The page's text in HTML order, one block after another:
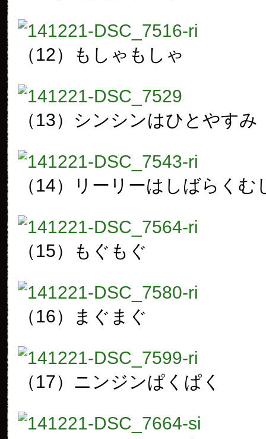
（12）もしゃもしゃ
（13）シンシンはひとやすみ
（14）リーリーはしばらくむ
（15）もぐもぐ
（16）まぐまぐ
（17）ニンジンぱくぱく